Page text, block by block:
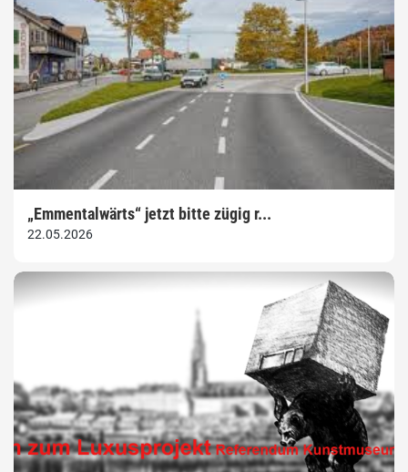
„Emmentalwärts“ jetzt bitte zügig r...
22.05.2026